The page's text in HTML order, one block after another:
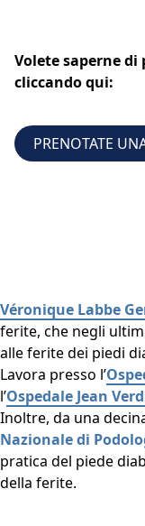
Volete saperne
cliccando qui:
PRENOTATE
Véronique Labbe
ferite, che negli
alle ferite dei piedi
Lavora presso l’
l’Ospedale Jean
Inoltre, da una
Nazionale di
pratica del piede
della ferite.